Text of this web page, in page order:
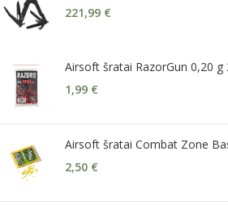
221,99 €
Airsoft šratai RazorGun 0,20 g
1,99 €
Airsoft šratai Combat Zone
2,50 €